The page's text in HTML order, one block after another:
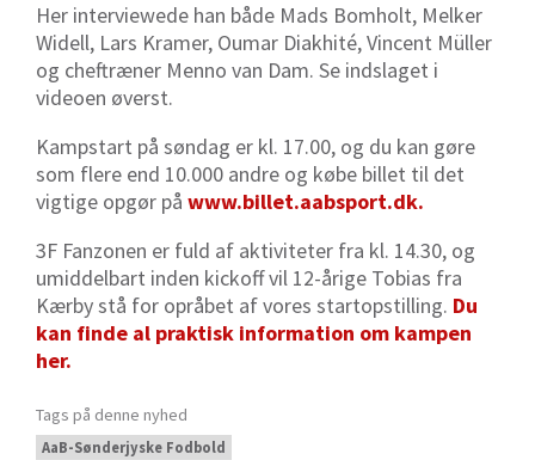
Her interviewede han både Mads Bomholt, Melker
Widell, Lars Kramer, Oumar Diakhité, Vincent Müller
og cheftræner Menno van Dam. Se indslaget i
videoen øverst.
Kampstart på søndag er kl. 17.00, og du kan gøre
som flere end 10.000 andre og købe billet til det
vigtige opgør på www.billet.aabsport.dk.
3F Fanzonen er fuld af aktiviteter fra kl. 14.30, og
umiddelbart inden kickoff vil 12-årige Tobias fra
Kærby stå for opråbet af vores startopstilling. Du
kan finde al praktisk information om kampen
her.
Tags på denne nyhed
AaB-Sønderjyske Fodbold